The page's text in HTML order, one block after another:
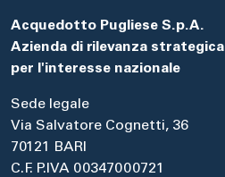
Acquedotto Pugliese S.p.A.
Azienda di rilevanza strategica
per l'interesse nazionale
Sede legale
Via Salvatore Cognetti, 36
70121 BARI
C.F. P.IVA 00347000721